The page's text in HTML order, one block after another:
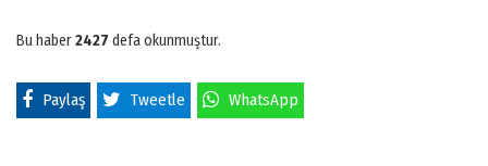
Bu haber2427 defa okunmuştur.
Paylaş Tweetle WhatsApp